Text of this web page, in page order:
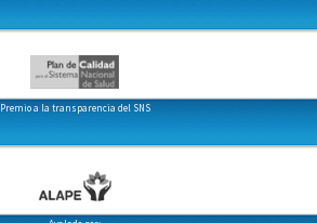
Premio a la transparencia del SNS